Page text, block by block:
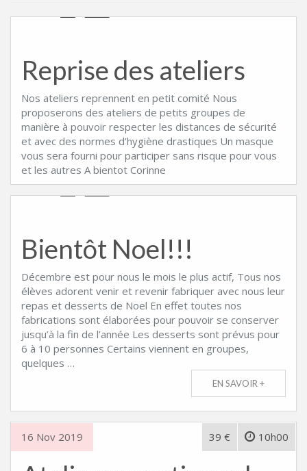
Reprise des ateliers
Nos ateliers reprennent en petit comité Nous
proposerons des ateliers de petits groupes de
manière à pouvoir respecter les distances de sécurité
et avec des normes d’hygiène drastiques Un masque
vous sera fourni pour participer sans risque pour vous
et les autres A bientot Corinne
Bientôt Noel!!!
Décembre est pour nous le mois le plus actif, Tous nos
élèves adorent venir et revenir fabriquer avec nous leur
repas et desserts de Noel En effet toutes nos
fabrications sont élaborées pour pouvoir se conserver
jusqu’à la fin de l’année Les desserts sont prévus pour
6 à 10 personnes Certains viennent en groupes,
quelques …
EN SAVOIR +
16 Nov 2019 10h00
39 €